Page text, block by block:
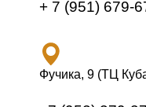
+ 7 (951) 679-
Фучика, 9 (ТЦ